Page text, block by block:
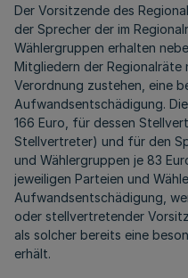
Der Vorsitzende des
der Sprecher der im
Wählergruppen erhalten
Mitgliedern der Regionalräte
Verordnung zustehen, eine
Aufwandsentschädigung.
166 Euro, für dessen
Stellvertreter) und für den
und Wählergruppen je 83
jeweiligen Parteien und
Aufwandsentschädigung,
oder stellvertretender
als solcher bereits eine
erhält.